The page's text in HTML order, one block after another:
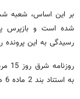
بر این اساس، شعبه
شده است و بازپرس
رسیدگی به این پرونده
به استناد بند 2 ماده 6 همان قانون از سوی هیئت نظارت بر مطبوعات توقیف شد.